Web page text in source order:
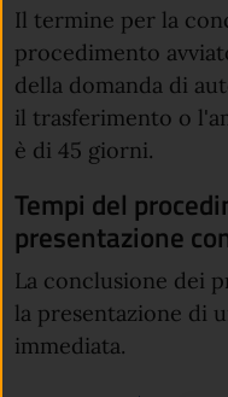
Il termine per la
procedimento
della domanda di
il trasferimento o
è di 45 giorni.
Tempi del
presentazione
La conclusione dei
la presentazione di
immediata.